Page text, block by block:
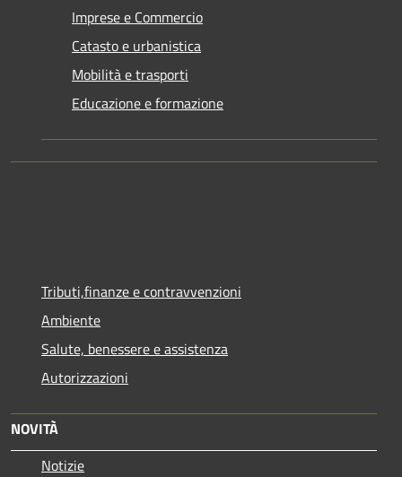
Imprese e Commercio
Catasto e urbanistica
Mobilità e trasporti
Educazione e formazione
Tributi,finanze e contravvenzioni
Ambiente
Salute, benessere e assistenza
Autorizzazioni
NOVITÀ
Notizie